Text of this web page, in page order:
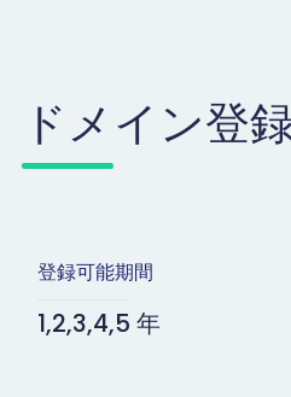
ドメイン登
登録可能期間
1,2,3,4,5 年